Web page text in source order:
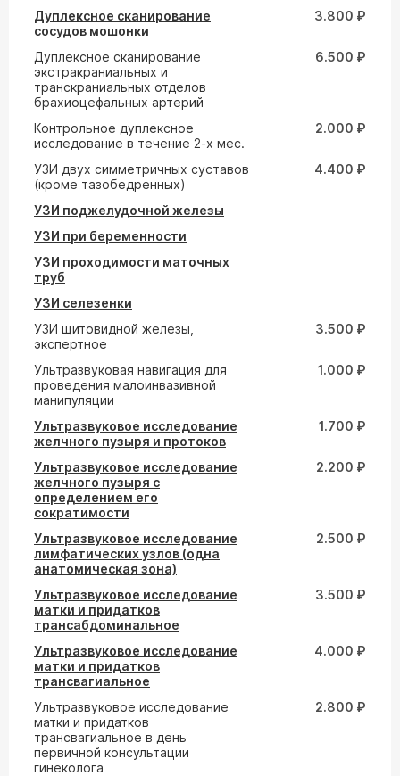
Дуплексное сканирование
сосудов мошонки
3.800 ₽
Дуплексное сканирование
экстракраниальных и
транскраниальных отделов
брахиоцефальных артерий
6.500 ₽
Контрольное дуплексное
исследование в течение 2-х мес.
2.000 ₽
УЗИ двух симметричных суставов
(кроме тазобедренных)
4.400 ₽
УЗИ поджелудочной железы
УЗИ при беременности
УЗИ проходимости маточных
труб
УЗИ селезенки
УЗИ щитовидной железы,
экспертное
3.500 ₽
Ультразвуковая навигация для
проведения малоинвазивной
манипуляции
1.000 ₽
Ультразвуковое исследование
желчного пузыря и протоков
1.700 ₽
Ультразвуковое исследование
желчного пузыря с
определением его
сократимости
2.200 ₽
Ультразвуковое исследование
лимфатических узлов (одна
анатомическая зона)
2.500 ₽
Ультразвуковое исследование
матки и придатков
трансабдоминальное
3.500 ₽
Ультразвуковое исследование
матки и придатков
трансвагиальное
4.000 ₽
Ультразвуковое исследование
матки и придатков
трансвагиальное в день
первичной консультации
гинеколога
2.800 ₽